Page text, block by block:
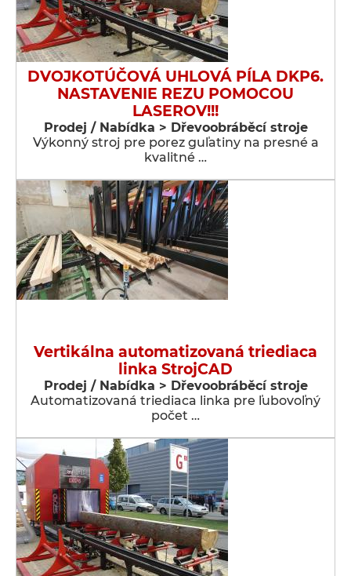
DVOJKOTÚČOVÁ UHLOVÁ PÍLA DKP6.
NASTAVENIE REZU POMOCOU
LASEROV!!!
Prodej / Nabídka > Dřevoobráběcí stroje
Výkonný stroj pre porez guľatiny na presné a
kvalitné …
Vertikálna automatizovaná triediaca
linka StrojCAD
Prodej / Nabídka > Dřevoobráběcí stroje
Automatizovaná triediaca linka pre ľubovoľný
počet …